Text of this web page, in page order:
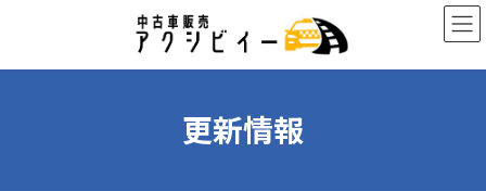
ン
ー
更新情報